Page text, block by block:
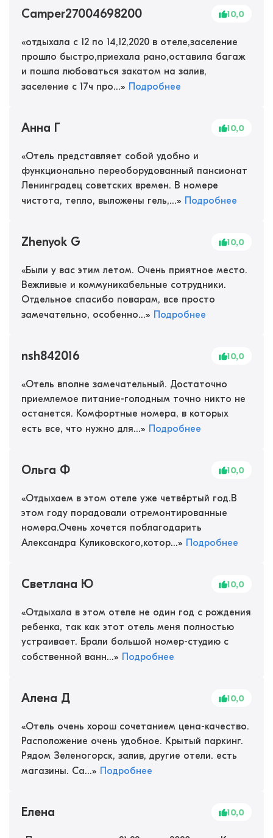
Camper27004698200 10,0
«отдыхала с 12 по 14,12,2020 в отеле,заселение
прошло быстро,приехала рано,оставила багаж
и пошла любоваться закатом на залив,
заселение с 17ч про...» Подробнее
Анна Г 10,0
«Отель представляет собой удобно и
функционально переоборудованный пансионат
Ленинградец советских времен. В номере
чистота, тепло, выложены гель,...» Подробнее
Zhenyok G 10,0
«Были у вас этим летом. Очень приятное место.
Вежливые и коммуникабельные сотрудники.
Отдельное спасибо поварам, все просто
замечательно, особенно...» Подробнее
nsh842016 10,0
«Отель вполне замечательный. Достаточно
приемлемое питание-голодным точно никто не
останется. Комфортные номера, в которых
есть все, что нужно для...» Подробнее
Ольга Ф 10,0
«Отдыхаем в этом отеле уже четвёртый год.В
этом году порадовали отремонтированные
номера.Очень хочется поблагодарить
Александра Куликовского,котор...» Подробнее
Светлана Ю 10,0
«Отдыхала в этом отеле не один год с рождения
ребенка, так как этот отель меня полностью
устраивает. Брали большой номер-студию с
собственной ванн...» Подробнее
Алена Д 10,0
«Отель очень хорош сочетанием цена-качество.
Расположение очень удобное. Крытый паркинг.
Рядом Зеленогорск, залив, другие отели. есть
магазины. Са...» Подробнее
Елена 10,0